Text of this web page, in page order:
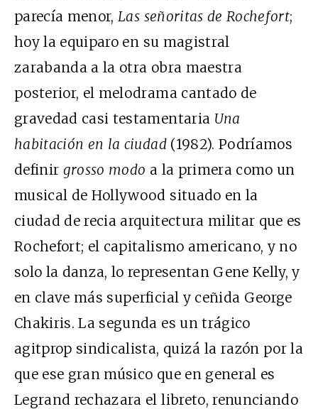
parecía menor,Las señoritas de Rochefort;
hoy la equiparo en su magistral
zarabanda a la otra obra maestra
posterior, el melodrama cantado de
gravedad casi testamentaria Una
habitación en la ciudad(1982). Podríamos
definir grosso modo a la primera como un
musical de Hollywood situado en la
ciudad de recia arquitectura militar que es
Rochefort; el capitalismo americano, y no
solo la danza, lo representan Gene Kelly, y
en clave más superficial y ceñida George
Chakiris. La segunda es un trágico
agitprop sindicalista, quizá la razón por la
que ese gran músico que en general es
Legrand rechazara el libreto, renunciando